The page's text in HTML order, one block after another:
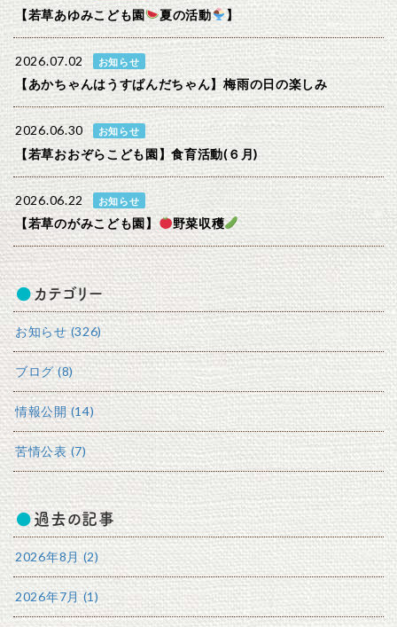
【若草あゆみこども園 夏の活動 】
2026.07.02 お知らせ
【あかちゃんはうすぱんだちゃん】梅雨の日の楽しみ
2026.06.30 お知らせ
【若草おおぞらこども園】食育活動(６月)
2026.06.22 お知らせ
【若草のがみこども園】 野菜収穫
カテゴリー
お知らせ (326)
ブログ (8)
情報公開 (14)
苦情公表 (7)
過去の記事
2026年8月 (2)
2026年7月 (1)